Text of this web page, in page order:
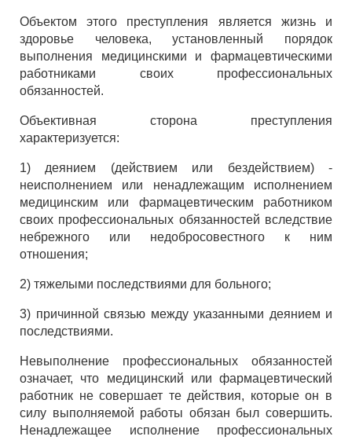
Объектом этого преступления является жизнь и
здоровье человека, установленный порядок
выполнения медицинскими и фармацевтическими
работниками своих профессиональных
обязанностей.
Объективная сторона преступления
характеризуется:
1) деянием (действием или бездействием) -
неисполнением или ненадлежащим исполнением
медицинским или фармацевтическим работником
своих профессиональных обязанностей вследствие
небрежного или недобросовестного к ним
отношения;
2) тяжелыми последствиями для больного;
3) причинной связью между указанными деянием и
последствиями.
Невыполнение профессиональных обязанностей
означает, что медицинский или фармацевтический
работник не совершает те действия, которые он в
силу выполняемой работы обязан был совершить.
Ненадлежащее исполнение профессиональных